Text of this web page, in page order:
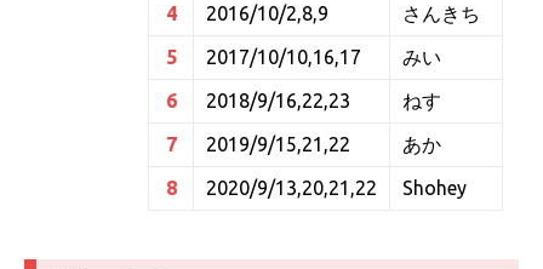
4
2016/10/2,8,9
さんきち
5
2017/10/10,16,17
みい
6
2018/9/16,22,23
ねす
7
2019/9/15,21,22
あか
8
2020/9/13,20,21,22 Shohey